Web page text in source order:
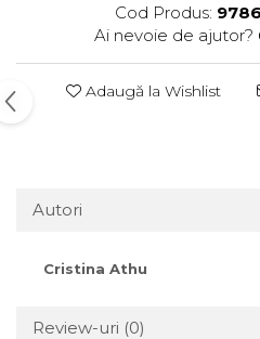
Cod Produs:
Ai nevoie de ajutor?
Adaugă la Wishlist
Autori
Cristina Athu
Review-uri (0)